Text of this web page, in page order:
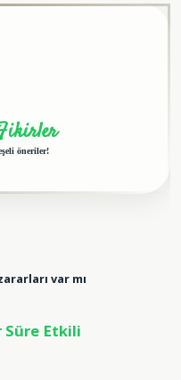
öneriler!
var mı
Süre Etkili